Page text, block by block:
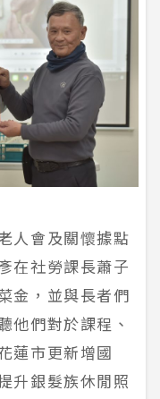
人會及關懷據點
在社勞課長蕭子
金，並與長者們
他們對於課程、
蓮市更新增國
升銀髮族休閒照